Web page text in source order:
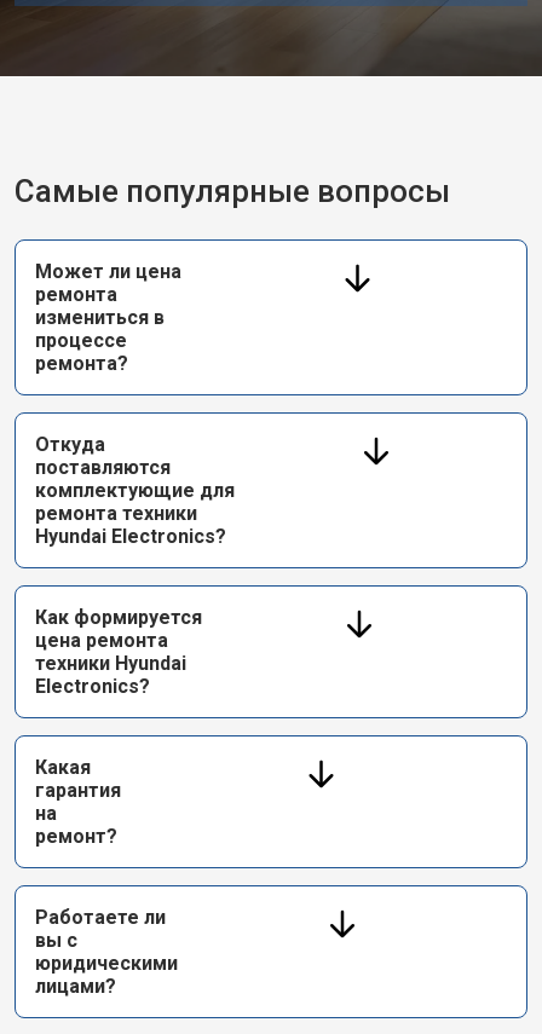
Самые популярные вопросы
Может ли цена
ремонта
измениться в
процессе
ремонта?
Откуда
поставляются
комплектующие для
ремонта техники
Hyundai Electronics?
Как формируется
цена ремонта
техники Hyundai
Electronics?
Какая
гарантия
на
ремонт?
Работаете ли
вы с
юридическими
лицами?